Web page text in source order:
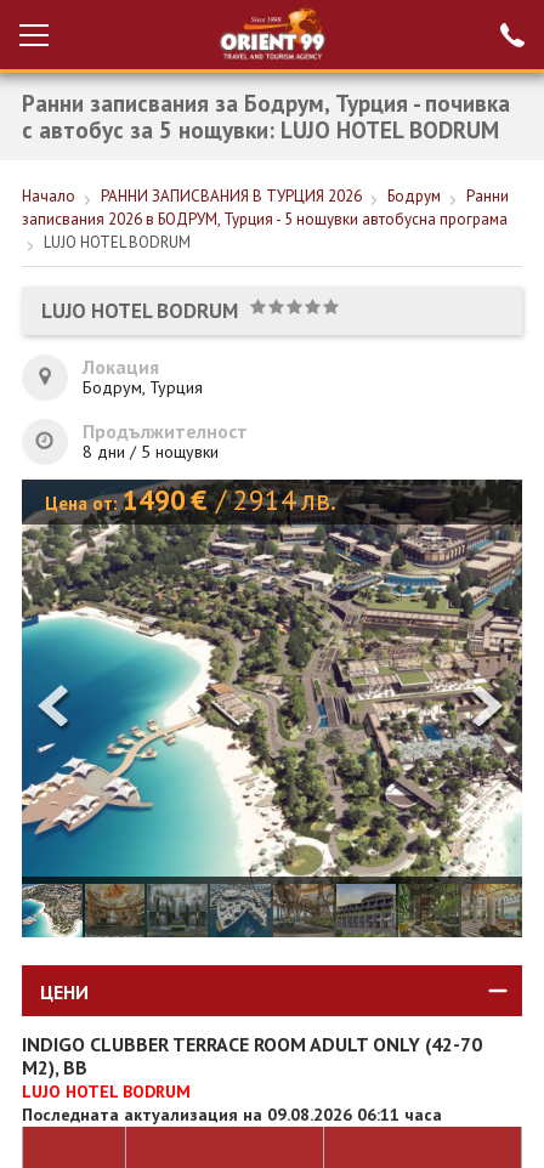
Вход за агенти
Проверка на
резервация
НОВА ГОДИНА ТУРЦИЯ
НОВА ГОДИНА
ПОЧИВКИ
КРУИЗИ
ЕКЗОТИКА
ОЩЕ
ЗА НАС
КОНТАКТИ
ФИРМЕНИ ДОКУМЕНТИ
0700 144 34 Запитване
ПОСЛЕДВАЙТЕ НИ
Ранни записвания за Бодрум, Турция - почивка
с автобус за 5 нощувки: LUJO HOTEL BODRUM
Начало РАННИ ЗАПИСВАНИЯ В ТУРЦИЯ 2026 Бодрум
Ранни
записвания 2026 в БОДРУМ, Турция - 5 нощувки автобусна програма
LUJO HOTEL BODRUM
LUJO HOTEL BODRUM
Локация
Бодрум, Турция
Продължителност
8 дни / 5 нощувки
Цена от:1490€ / 2914лв.
ЦЕНИ
INDIGO CLUBBER TERRACE ROOM ADULT ONLY (42-70
M2), BB
LUJO HOTEL BODRUM
Последната актуализация на 09.08.2026 06:11 часа